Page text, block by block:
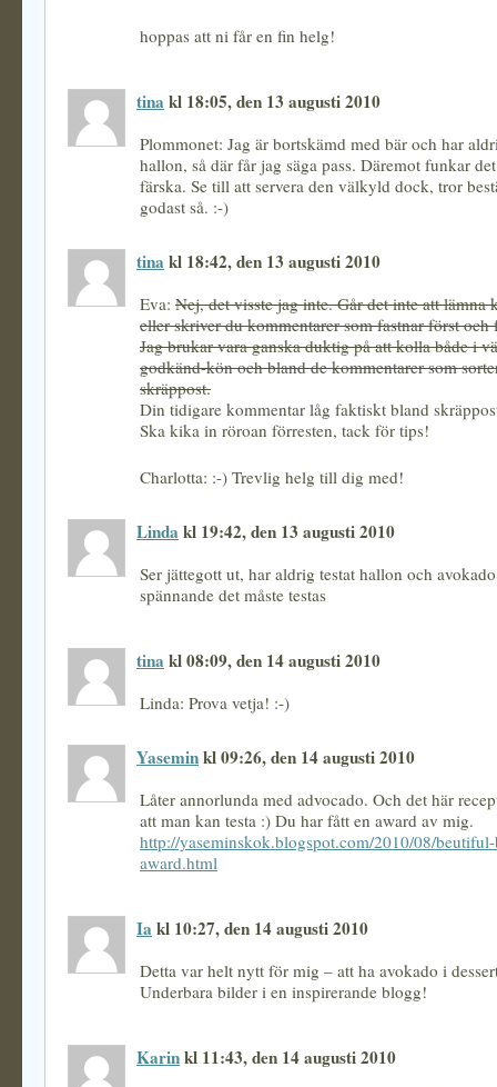
hoppas att ni får en fin helg!
tina kl 18:05, den 13 augusti 2010
Plommonet: Jag är bortskämd med bär och har
hallon, så där får jag säga pass. Däremot funkar
färska. Se till att servera den välkyld dock, tror
godast så. :-)
tina kl 18:42, den 13 augusti 2010
Eva: Nej, det visste jag inte. Går det inte att lämna
eller skriver du kommentarer som fastnar först och
Jag brukar vara ganska duktig på att kolla både i
godkänd-kön och bland de kommentarer som
skräppost.
Din tidigare kommentar låg faktiskt bland
Ska kika in röroan förresten, tack för tips!
Charlotta: :-) Trevlig helg till dig med!
Linda kl 19:42, den 13 augusti 2010
Ser jättegott ut, har aldrig testat hallon och
spännande det måste testas
tina kl 08:09, den 14 augusti 2010
Linda: Prova vetja! :-)
Yaseminkl 09:26, den 14 augusti 2010
Låter annorlunda med advocado. Och det här
att man kan testa :) Du har fått en award av mig.
http://yaseminskok.blogspot.com/2010/08/
award.html
Ia kl 10:27, den 14 augusti 2010
Detta var helt nytt för mig – att ha avokado i
Underbara bilder i en inspirerande blogg!
Karinkl 11:43, den 14 augusti 2010